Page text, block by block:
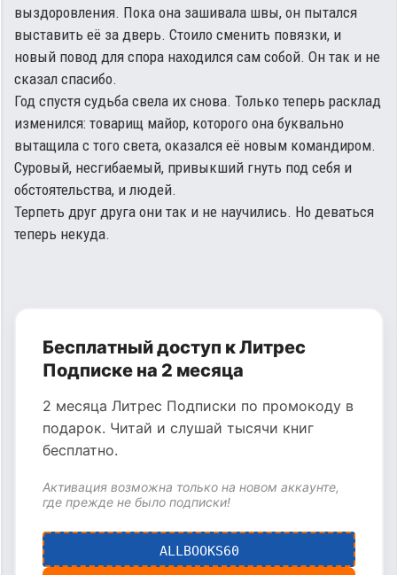
выздоровления. Пока она зашивала швы, он пытался
выставить её за дверь. Стоило сменить повязки, и
новый повод для спора находился сам собой. Он так и не
сказал спасибо.
Год спустя судьба свела их снова. Только теперь расклад
изменился: товарищ майор, которого она буквально
вытащила с того света, оказался её новым командиром.
Суровый, несгибаемый, привыкший гнуть под себя и
обстоятельства, и людей.
Терпеть друг друга они так и не научились. Но деваться
теперь некуда.
Бесплатный доступ к Литрес
Подписке на 2 месяца
2 месяца Литрес Подписки по промокоду в
подарок. Читай и слушай тысячи книг
бесплатно.
Активация возможна только на новом аккаунте,
где прежде не было подписки!
ALLBOOKS60